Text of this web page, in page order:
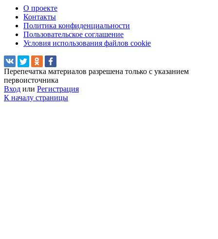
О проекте
Контакты
Политика конфиденциальности
Пользовательское соглашение
Условия использования файлов cookie
Перепечатка материалов разрешена только с указанием
первоисточника
Вход или Регистрация
К началу страницы